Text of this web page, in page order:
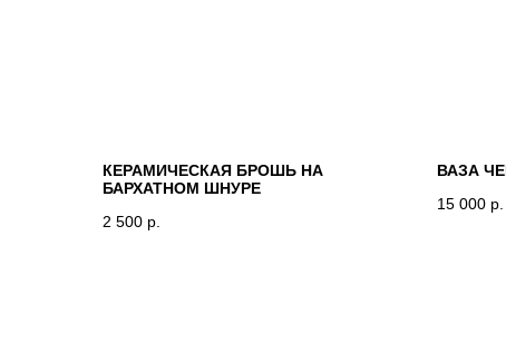
КЕРАМИЧЕСКАЯ БРОШЬ НА
БАРХАТНОМ ШНУРЕ
2 500 р.
ВАЗА
15 000 р.